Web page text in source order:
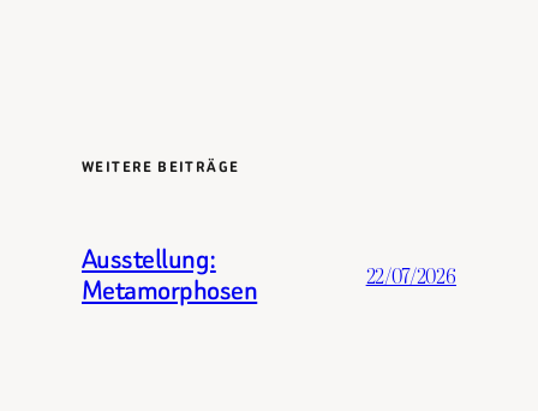
WEITERE BEITRÄGE
Ausstellung:
Metamorphosen
22/07/2026